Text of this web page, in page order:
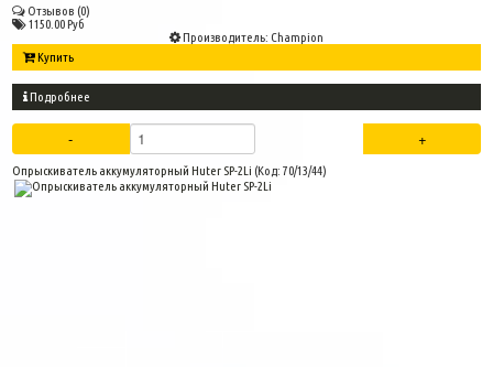
Отзывов (0)
1150.00 Руб
Производитель: Champion
Купить
Подробнее
Опрыскиватель аккумуляторный Huter SP-2Li (Код:70/13/44)